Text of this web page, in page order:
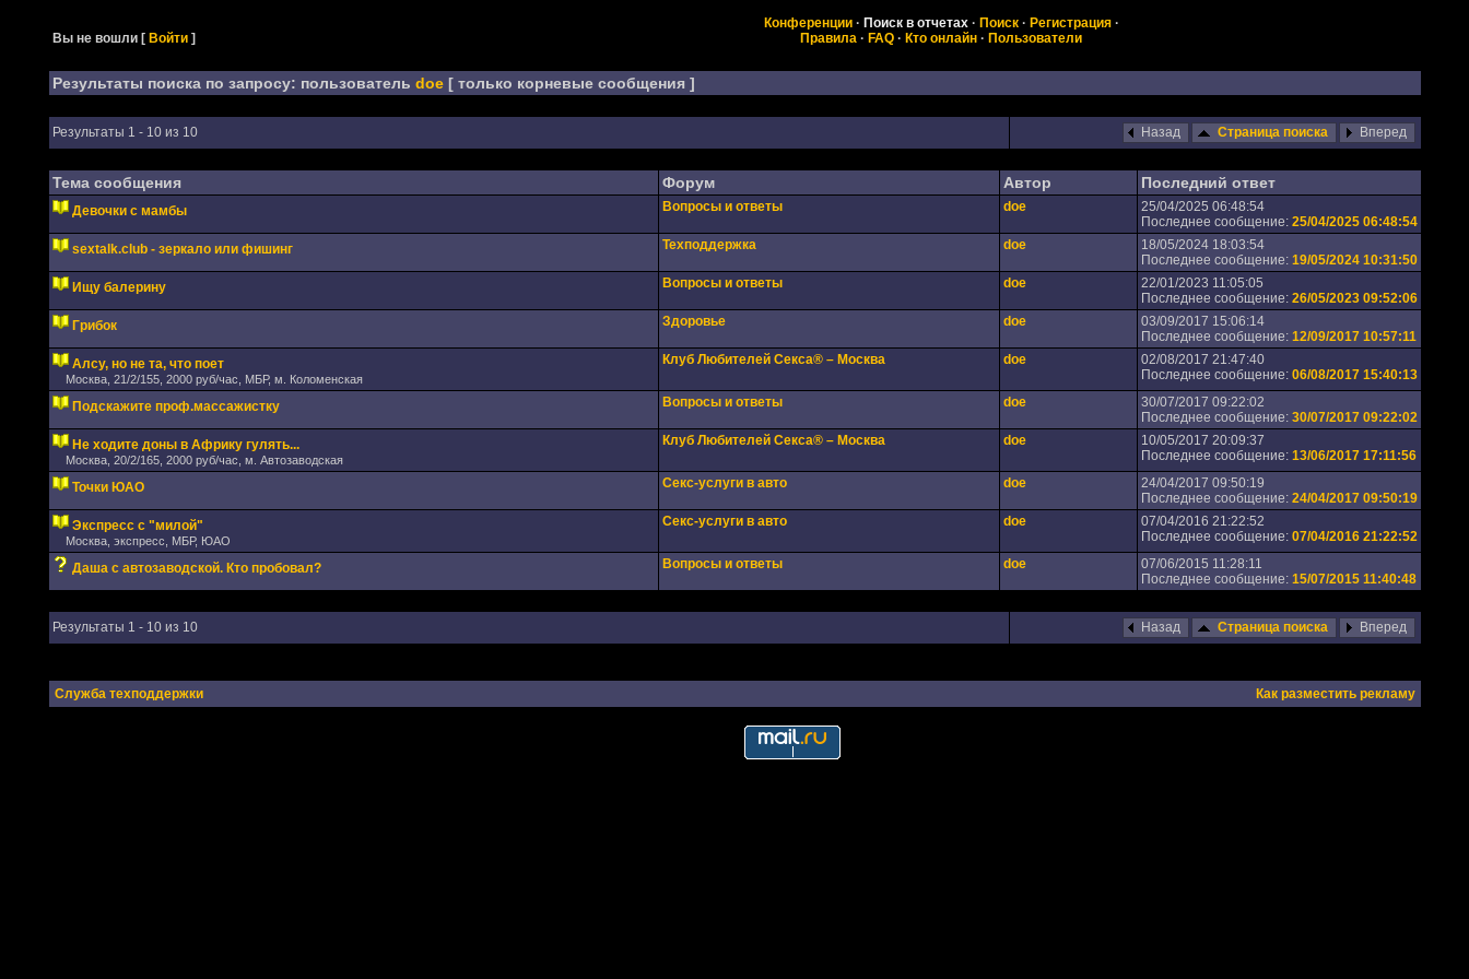
Вы не вошли [Войти ]
Конференции· Поиск в отчетах· Поиск· Регистрация·
Правила · FAQ · Кто онлайн · Пользователи
Результаты поиска по запросу: пользователь doe[ только корневые сообщения ]
Результаты 1 - 10 из 10 Назад Страница поиска Вперед
Тема сообщения Форум Автор Последний ответ
Девочки с мамбы Вопросы и ответы doe
25/04/2025 06:48:54
Последнее сообщение: 25/04/2025 06:48:54
sextalk.club - зеркало или фишинг
Техподдержка doe
18/05/2024 18:03:54
Последнее сообщение: 19/05/2024 10:31:50
Ищу балерину
Вопросы и ответы doe
22/01/2023 11:05:05
Последнее сообщение: 26/05/2023 09:52:06
Грибок
Здоровье doe
03/09/2017 15:06:14
Последнее сообщение: 12/09/2017 10:57:11
Алсу, но не та, что поет
Москва, 21/2/155, 2000 руб/час, МБР, м. Коломенская
Клуб Любителей Секса® – Москва doe
02/08/2017 21:47:40
Последнее сообщение: 06/08/2017 15:40:13
Подскажите проф.массажистку Вопросы и ответы doe
30/07/2017 09:22:02
Последнее сообщение: 30/07/2017 09:22:02
Не ходите доны в Африку гулять...
Москва, 20/2/165, 2000 руб/час, м. Автозаводская
Клуб Любителей Секса® – Москва doe
10/05/2017 20:09:37
Последнее сообщение: 13/06/2017 17:11:56
Точки ЮАО Секс-услуги в авто doe
24/04/2017 09:50:19
Последнее сообщение: 24/04/2017 09:50:19
Экспресс с "милой"
Москва, экспресс, МБР, ЮАО
Секс-услуги в авто doe
07/04/2016 21:22:52
Последнее сообщение: 07/04/2016 21:22:52
Даша с автозаводской. Кто пробовал? Вопросы и ответы doe
07/06/2015 11:28:11
Последнее сообщение: 15/07/2015 11:40:48
Результаты 1 - 10 из 10 Назад Страница поиска Вперед
Служба техподдержки Как разместить рекламу